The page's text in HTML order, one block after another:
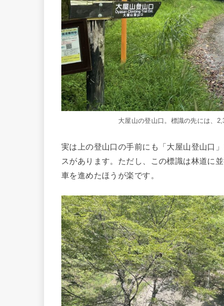
大屋山の登山口。標識の先には、
実は上の登山口の手前にも「大屋山登山口
スがあります。ただし、この標識は林道に
車を進めたほうが楽です。